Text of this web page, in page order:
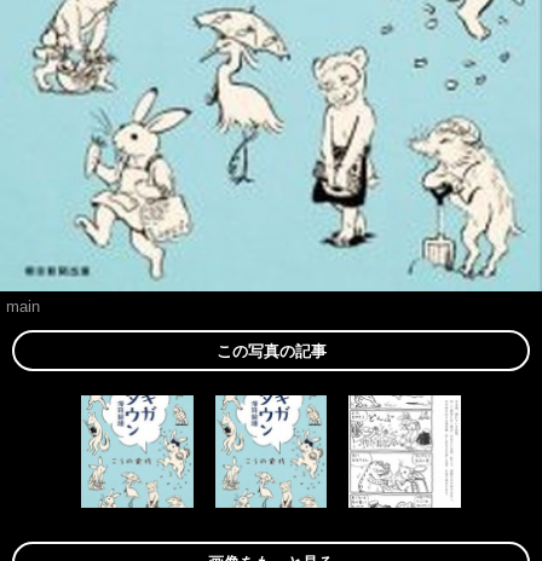
main
この写真の記事